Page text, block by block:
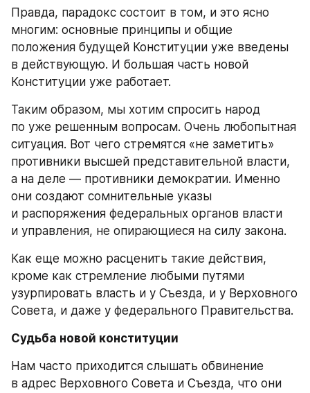
Правда, парадокс состоит в том, и это ясно
многим: основные принципы и общие
положения будущей Конституции уже введены
в действующую. И большая часть новой
Конституции уже работает.
Таким образом, мы хотим спросить народ
по уже решенным вопросам. Очень любопытная
ситуация. Вот чего стремятся «не заметить»
противники высшей представительной власти,
а на деле — противники демократии. Именно
они создают сомнительные указы
и распоряжения федеральных органов власти
и управления, не опирающиеся на силу закона.
Как еще можно расценить такие действия,
кроме как стремление любыми путями
узурпировать власть и у Съезда, и у Верховного
Совета, и даже у федерального Правительства.
Судьба новой конституции
Нам часто приходится слышать обвинение
в адрес Верховного Совета и Съезда, что они